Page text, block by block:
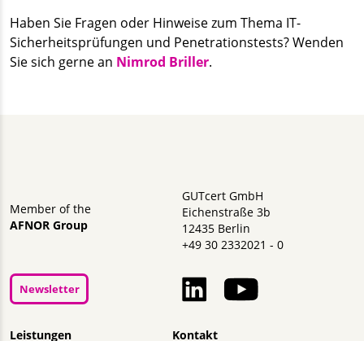
Haben Sie Fragen oder Hinweise zum Thema IT-
Sicherheitsprüfungen und Penetrationstests? Wenden
Sie sich gerne an Nimrod Briller.
Member of the
AFNOR Group
GUTcert GmbH
Eichenstraße 3b
12435 Berlin
+49 30 2332021 - 0
Navigation überspringen
Leistungen Kontakt
Newsletter